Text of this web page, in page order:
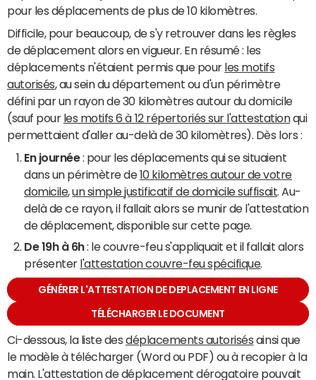
pour les déplacements de plus de 10 kilomètres.
Difficile, pour beaucoup, de s'y retrouver dans les règles
de déplacement alors en vigueur. En résumé : les
déplacements n'étaient permis que pour les motifs
autorisés, au sein du département ou d'un périmètre
défini par un rayon de 30 kilomètres autour du domicile
(sauf pour les motifs 6 à 12 répertoriés sur l'attestationqui
permettaient d'aller au-delà de 30 kilomètres). Dès lors :
En journée: pour les déplacements qui se situaient
dans un périmètre de10 kilomètres autour de votre
domicile,un simple justificatif de domicile suffisait . Au-
delà de ce rayon, il fallait alors se munir de l'attestation
de déplacement, disponible sur cette page.
De 19h à 6h: le couvre-feu s'appliquait et il fallait alors
présenter l'attestation couvre-feu spécifique.
GÉNÉRER L'ATTESTATION DE DEPLACEMENT EN LIGNE
TÉLÉCHARGER LE DOCUMENT
Ci-dessous, la liste des déplacements autorisés ainsi que
le modèle à télécharger (Word ou PDF) ou à recopier à la
main. L'attestation de déplacement dérogatoire pouvait